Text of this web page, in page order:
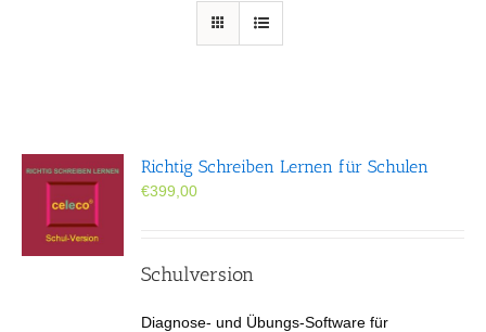
Richtig Schreiben Lernen für Schulen
€399,00
Schulversion
Diagnose- und Übungs-Software für